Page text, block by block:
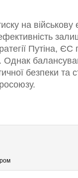
на військову
Путіна, ЄС
Однак
безпеки та